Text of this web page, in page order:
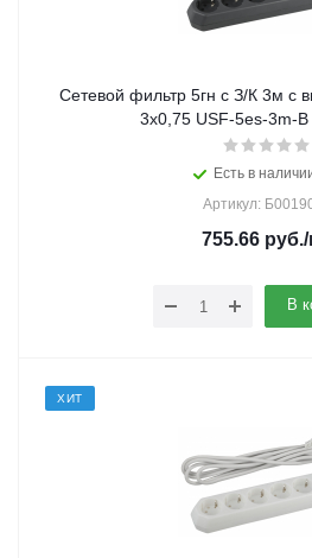
Сетевой фильтр 5гн с З/К 3м с
3x0,75 USF-5es-3m-
Есть в
Артикул:
755.66руб.
В
ХИТ